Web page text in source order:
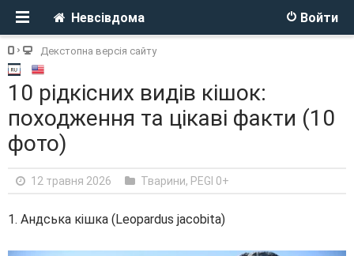
Войти
Невсівдома
Декстопна версія сайту
10 рідкісних видів кішок:
походження та цікаві факти (10
фото)
12 травня 2026 Тварини, PEGI 0+
1. Андська кішка (Leopardus jacobita)